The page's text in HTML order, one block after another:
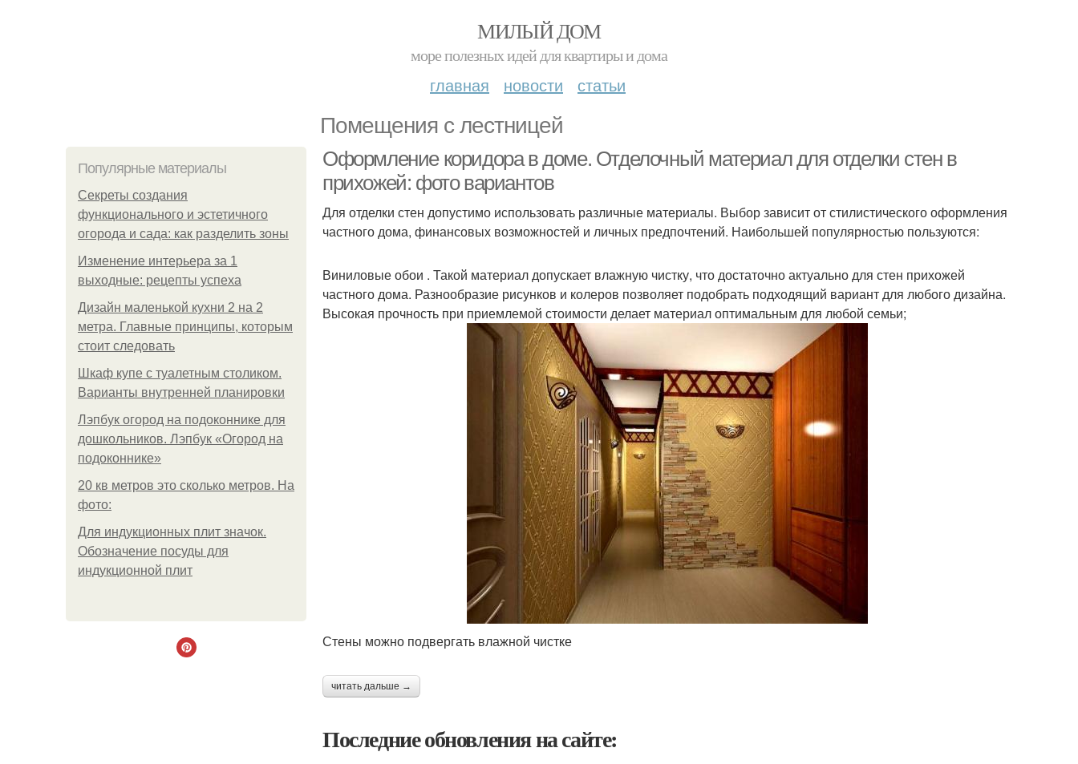
МИЛЫЙ ДОМ
море полезных идей для квартиры и дома
главная новости статьи
Помещения с лестницей
Популярные материалы
Секреты создания
функционального и эстетичного
огорода и сада: как разделить зоны
Изменение интерьера за 1
выходные: рецепты успеха
Дизайн маленькой кухни 2 на 2
метра. Главные принципы, которым
стоит следовать
Шкаф купе с туалетным столиком.
Варианты внутренней планировки
Лэпбук огород на подоконнике для
дошкольников. Лэпбук «Огород на
подоконнике»
20 кв метров это сколько метров. На
фото:
Для индукционных плит значок.
Обозначение посуды для
индукционной плит
Оформление коридора в доме. Отделочный материал для отделки стен в
прихожей: фото вариантов
Для отделки стен допустимо использовать различные материалы. Выбор зависит от стилистического оформления
частного дома, финансовых возможностей и личных предпочтений. Наибольшей популярностью пользуются:
Виниловые обои . Такой материал допускает влажную чистку, что достаточно актуально для стен прихожей
частного дома. Разнообразие рисунков и колеров позволяет подобрать подходящий вариант для любого дизайна.
Высокая прочность при приемлемой стоимости делает материал оптимальным для любой семьи;
Стены можно подвергать влажной чистке
читать дальше →
Последние обновления на сайте: